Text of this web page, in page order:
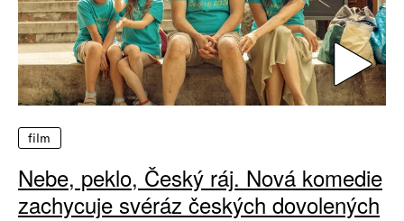
film
Nebe, peklo, Český ráj. Nová komedie
zachycuje svéráz českých dovolených